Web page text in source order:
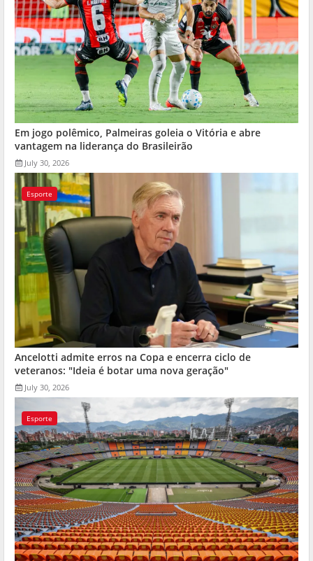
Em jogo polêmico, Palmeiras goleia o Vitória e abre
vantagem na liderança do Brasileirão
July 30, 2026
Esporte
Ancelotti admite erros na Copa e encerra ciclo de
veteranos: "Ideia é botar uma nova geração"
July 30, 2026
Esporte